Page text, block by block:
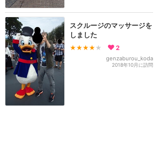
スクルージのマッサージを
しました
★★★★ ★ 2
genzaburou_koda
2018年10月に訪問